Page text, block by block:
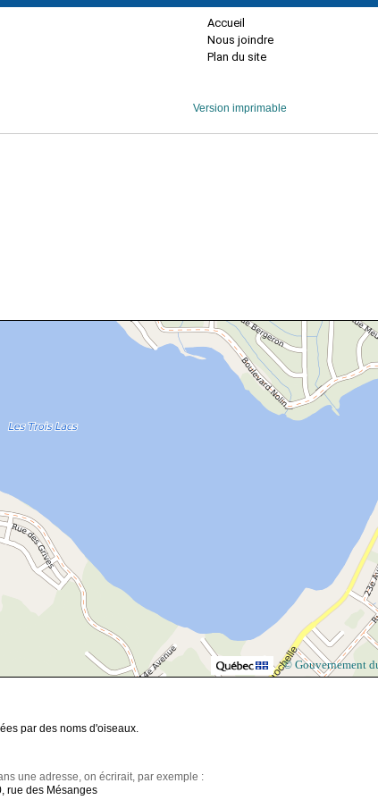
Accueil
Nous joindre
Plan du site
Version imprimable
© Gouvernement
par des noms d'oiseaux.
une adresse, on écrirait, par exemple :
rue des Mésanges